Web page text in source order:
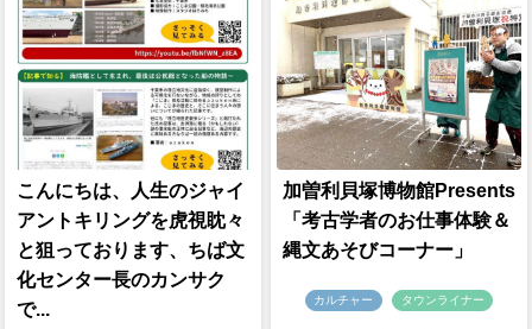
こんにちは、人生のジャイ
アントキリングを虎視眈々
と狙っております、ちば文
化センター長のカンサク
で...
加曽利貝塚博物館Presents
「考古学者のお仕事体験＆
縄文あそびコーナー」
カルチャー タウンライナー